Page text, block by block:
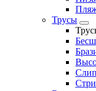
Трусы